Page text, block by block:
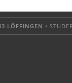
LÖFFINGEN •